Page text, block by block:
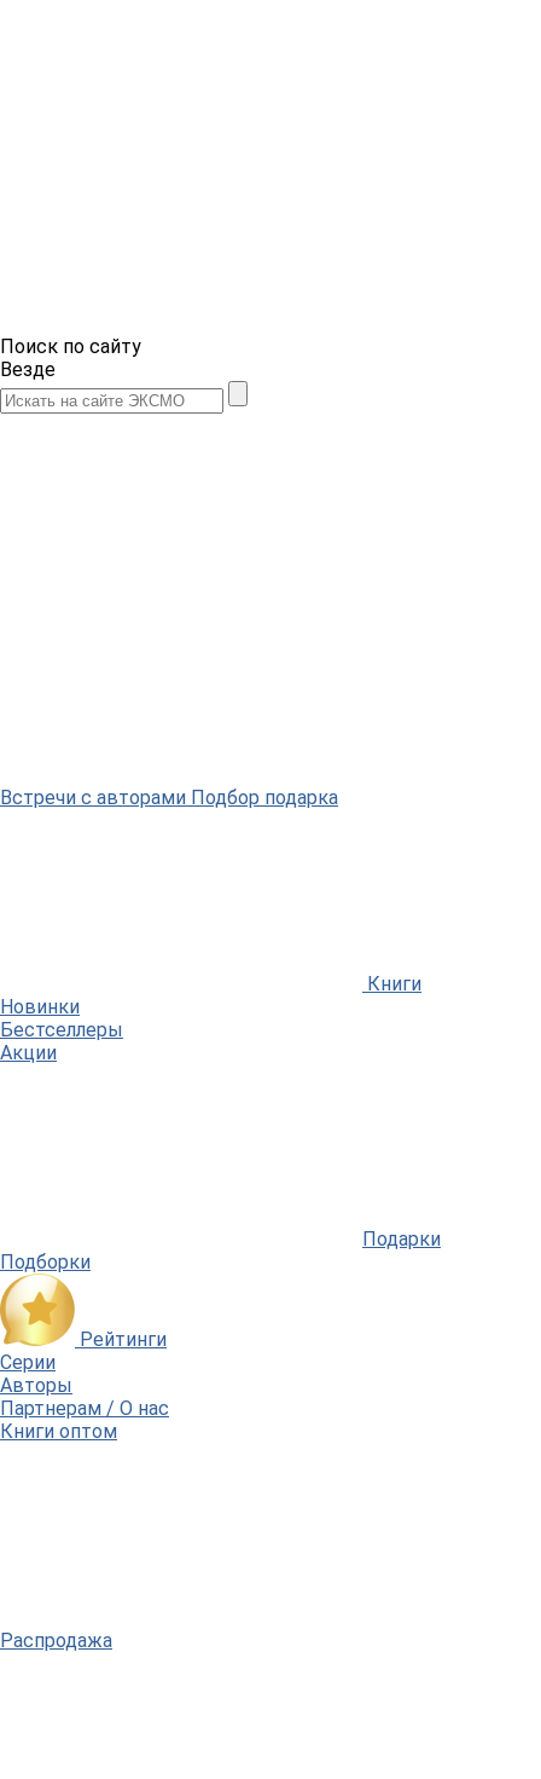
Поиск по сайту
Везде
Встречи с авторами Подбор подарка
Книги
Новинки
Бестселлеры
Акции
Подарки
Подборки
Рейтинги
Серии
Авторы
Партнерам / О нас
Книги оптом
Распродажа